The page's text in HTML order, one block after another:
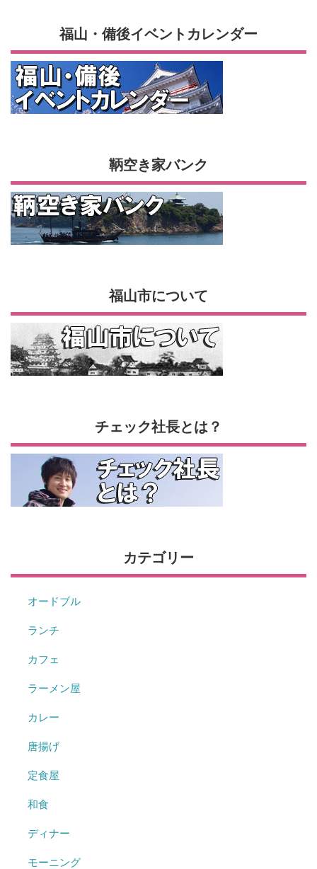
福山・備後イベントカレンダー
鞆空き家バンク
福山市について
チェック社長とは？
カテゴリー
オードブル
ランチ
カフェ
ラーメン屋
カレー
唐揚げ
定食屋
和食
ディナー
モーニング